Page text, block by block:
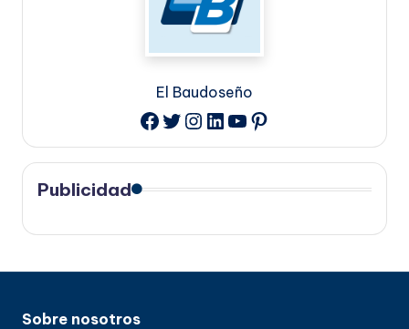
El Baudoseño
Facebook
Twitter
Instagram
LinkedIn
YouTube
Pinterest
Publicidad
Sobre nosotros